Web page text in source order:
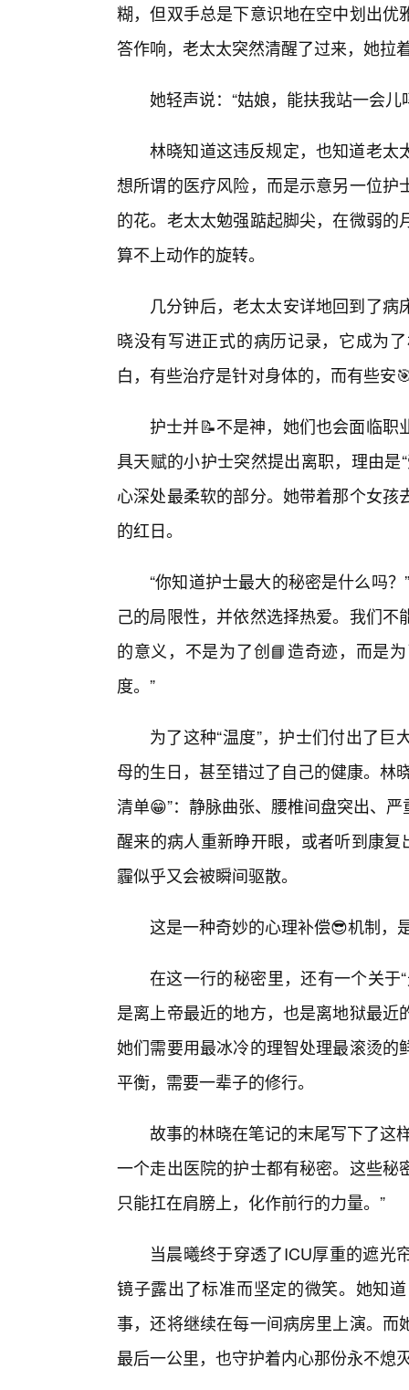
糊，但双手总是下意识地在空中划出
答作响，老太太突然清醒了过来，她拉
她轻声说：“姑娘，能扶我站一会
林晓知道这违反规定，也知道老太
想所谓的医疗风险，而是示意另一位
的花。老太太勉强踮起脚尖，在微弱
算不上动作的旋转。
几分钟后，老太太安详地回到了
晓没有写进正式的病历记录，它成为
白，有些治疗是针对身体的，而有些安
护士并📝不是神，她们也会面临职
具天赋的小护士突然提出离职，理由
心深处最柔软的部分。她带着那个女
的红日。
“你知道护士最大的秘密是什么吗
己的局限性，并依然选择热爱。我们
的意义，不是为了创📘造奇迹，而是
度。”
为了这种“温度”，护士们付出了
母的生日，甚至错过了自己的健康。林
清单😁”：静脉曲张、腰椎间盘突出、
醒来的病人重新睁开眼，或者听到康
霾似乎又会被瞬间驱散。
这是一种奇妙的心理补偿😎机制，
在这一行的秘密里，还有一个关于
是离上帝最近的地方，也是离地狱最
她们需要用最冰冷的理智处理最滚烫
平衡，需要一辈子的修行。
故事的林晓在笔记的末尾写下了这
一个走出医院的护士都有秘密。这些
只能扛在肩膀上，化作前行的力量。”
当晨曦终于穿透了ICU厚重的遮光
镜子露出了标准而坚定的微笑。她知
事，还将继续在每一间病房里上演。
最后一公里，也守护着内心那份永不熄